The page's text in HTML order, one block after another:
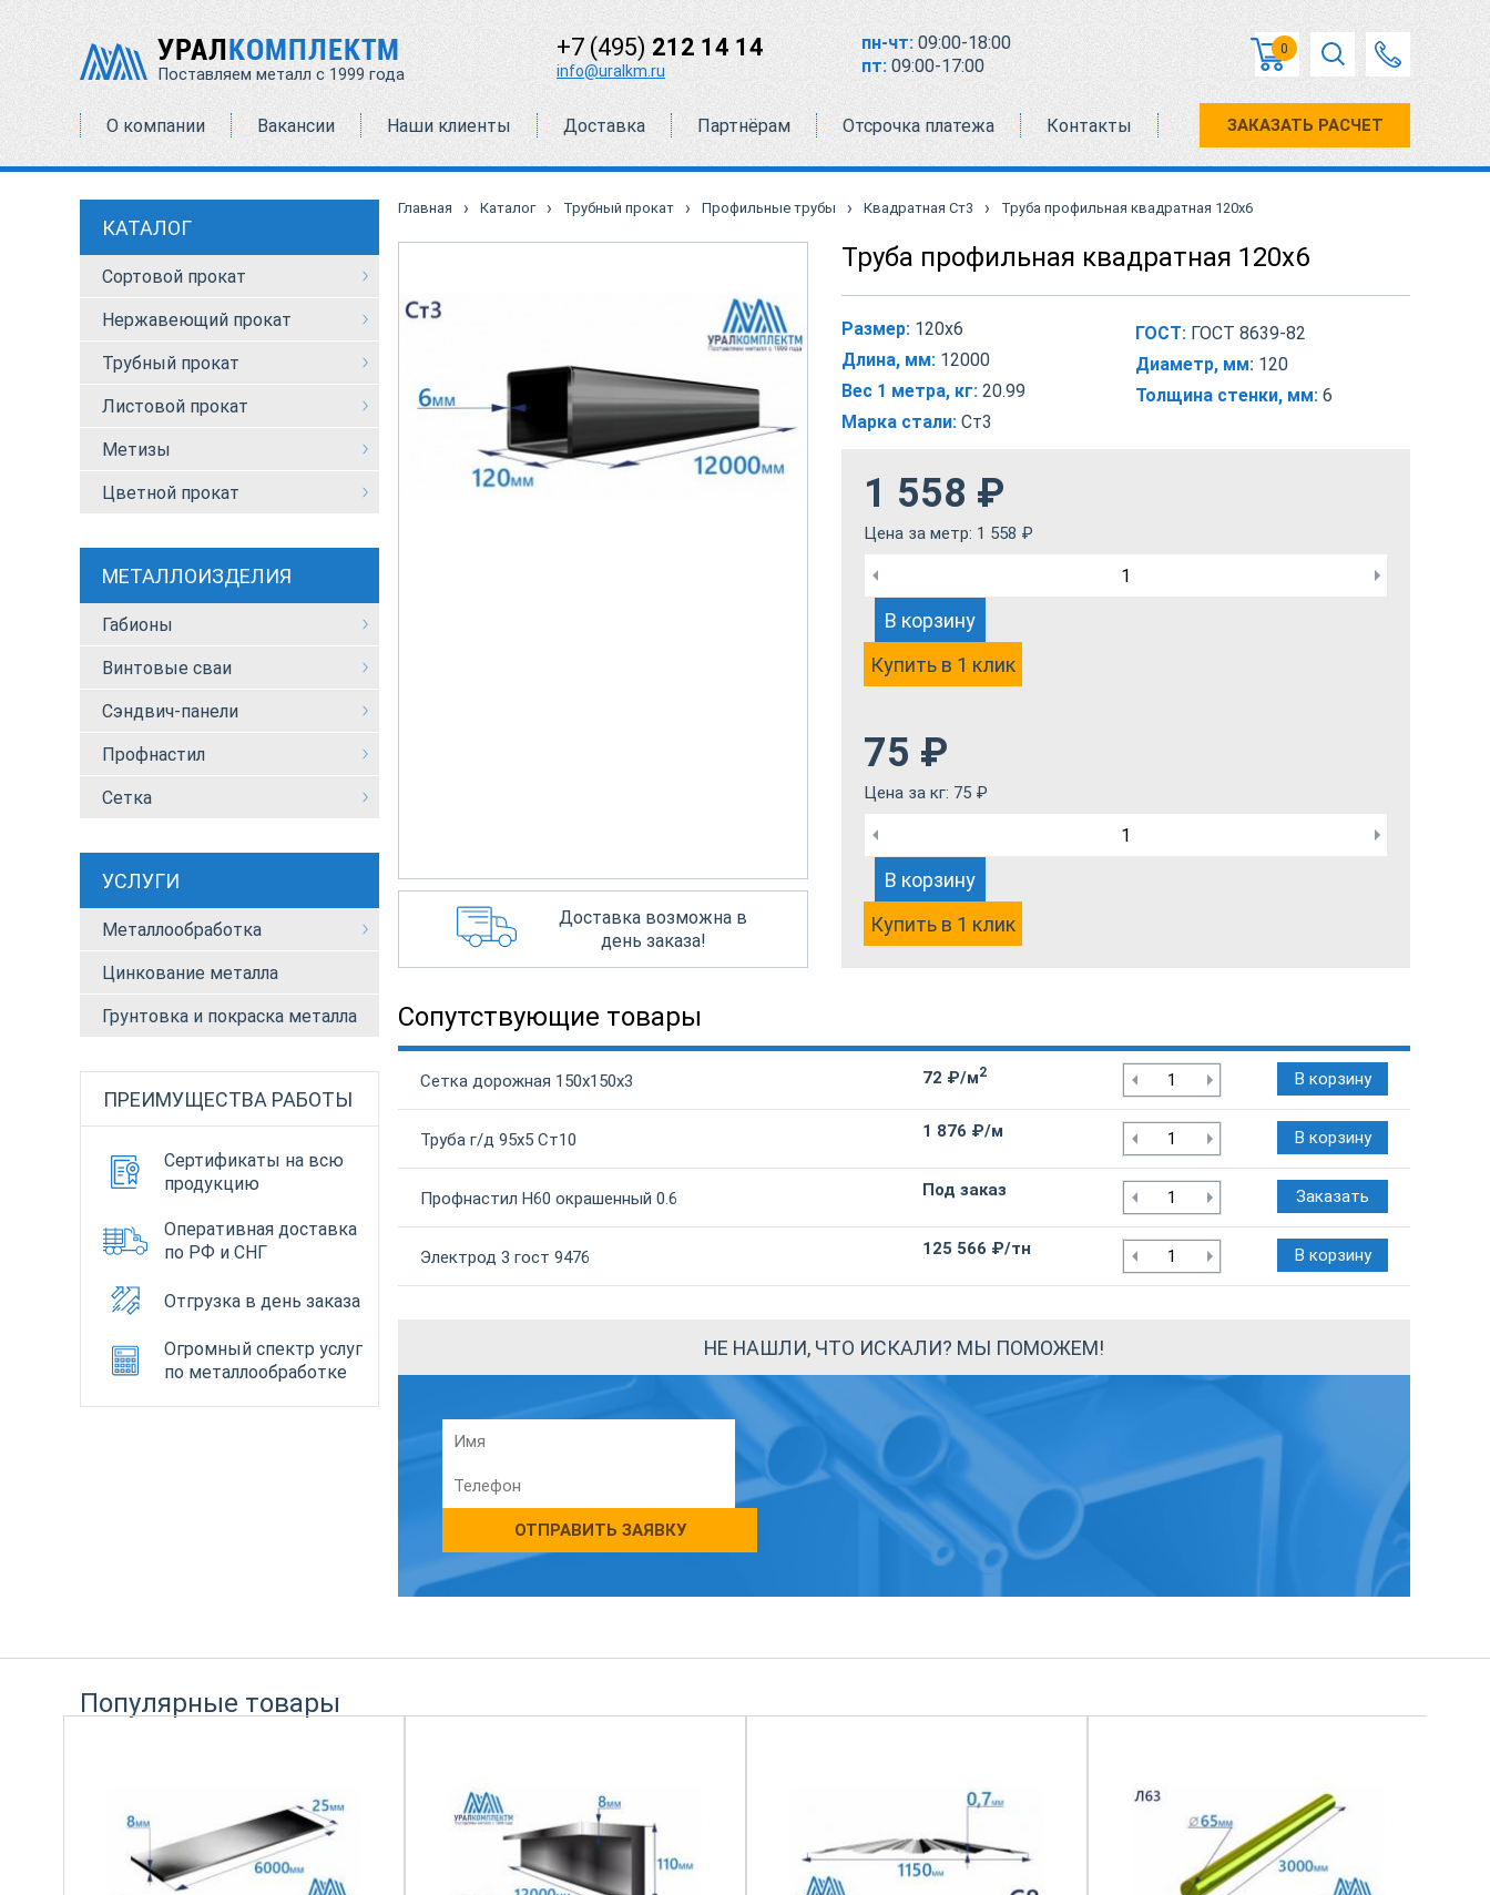
УРАЛКОМПЛЕКТМ
Поставляем металл с 1999 года
+7 (495) 212 14 14
info@uralkm.ru
пн-чт: 09:00-18:00
пт: 09:00-17:00
0
О компании Вакансии Наши клиенты Доставка Партнёрам Отсрочка платежа Контакты ЗАКАЗАТЬ РАСЧЕТ
КАТАЛОГ
Сортовой прокат
Нержавеющий прокат
Трубный прокат
Листовой прокат
Метизы
Цветной прокат
МЕТАЛЛОИЗДЕЛИЯ
Габионы
Винтовые сваи
Сэндвич-панели
Профнастил
Сетка
УСЛУГИ
Металлообработка
Цинкование металла
Грунтовка и покраска металла
ПРЕИМУЩЕСТВА РАБОТЫ
Сертификаты на всю
продукцию
Оперативная доставка
по РФ и СНГ
Отгрузка в день заказа
Огромный спектр услуг
по металлообработке
Главная › Каталог › Трубный прокат › Профильные трубы › Квадратная Ст3 › Труба профильная квадратная 120х6
Доставка возможна в
день заказа!
Труба профильная квадратная 120х6
Размер: 120х6
Длина, мм: 12000
Вес 1 метра, кг: 20.99
Марка стали: Ст3
ГОСТ: ГОСТ 8639-82
Диаметр, мм: 120
Толщина стенки, мм: 6
1 558 ₽
Цена за метр: 1 558 ₽
В корзину
Купить в 1 клик
75 ₽
Цена за кг: 75 ₽
В корзину
Купить в 1 клик
Сопутствующие товары
Сетка дорожная 150х150х3 72 ₽/м2 В корзину
Труба г/д 95х5 Ст10 1 876 ₽/м В корзину
Профнастил Н60 окрашенный 0.6 Под заказ Заказать
Электрод 3 гост 9476 125 566 ₽/тн В корзину
НЕ НАШЛИ, ЧТО ИСКАЛИ? МЫ ПОМОЖЕМ!
ОТПРАВИТЬ ЗАЯВКУ
Популярные товары